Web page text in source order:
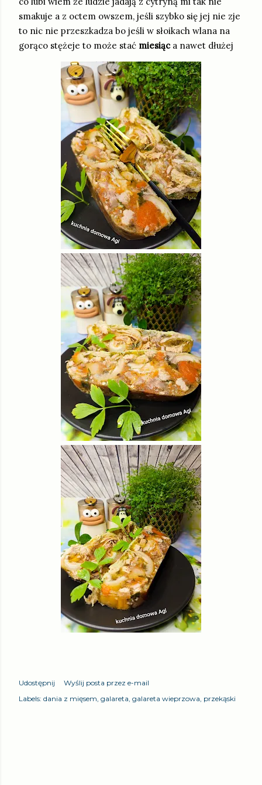
smakuje a z octem owszem, jeśli szybko się jej nie zje
to nic nie przeszkadza bo jeśli w słoikach wlana na
gorąco stężeje to może stać miesiąc a nawet dłużej
Udostępnij
Wyślij posta przez e-mail
Labels: dania z mięsem galareta galareta wieprzowa przekąski